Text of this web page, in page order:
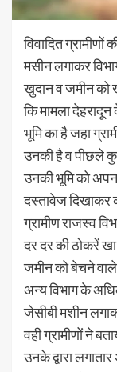
विवादित
मसीन लगाकर
खुदान व जमीन को
कि मामला देहरादून
भूमि का है जहा
उनकी है व पीछले कुछ
उनकी भूमि को
दस्तावेज दिखाकर
ग्रामीण राजस्व
दर दर की ठोकरें
जमीन को बेचने वाले
अन्य विभाग के
जेसीबी मशीन
वही ग्रामीणों ने
उनके द्वारा